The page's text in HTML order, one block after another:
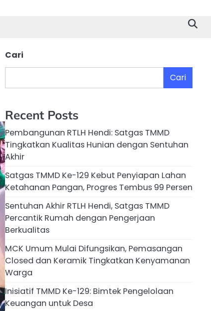
Cari
Cari
Recent Posts
Pembangunan RTLH Hendi: Satgas TMMD
Tingkatkan Kualitas Hunian dengan Sentuhan
Akhir
Satgas TMMD Ke-129 Kebut Penyiapan Lahan
Ketahanan Pangan, Progres Tembus 99 Persen
Sentuhan Akhir RTLH Hendi, Satgas TMMD
Percantik Rumah dengan Pengerjaan
Berkualitas
MCK Umum Mulai Difungsikan, Pemasangan
Closed dan Keramik Tingkatkan Kenyamanan
Warga
Inisiatif TMMD Ke-129: Bimtek Pengelolaan
Keuangan untuk Desa